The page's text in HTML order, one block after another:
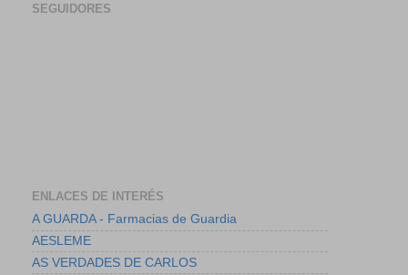
SEGUIDORES
ENLACES DE INTERÉS
A GUARDA - Farmacias de Guardia
AESLEME
AS VERDADES DE CARLOS